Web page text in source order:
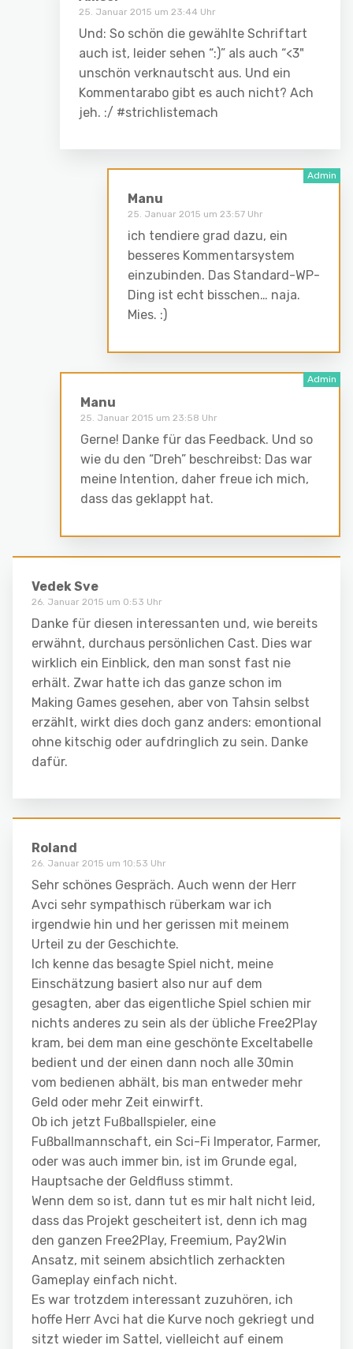
25. Januar 2015 um 23:44 Uhr
Und: So schön die gewählte Schriftart
auch ist, leider sehen “:)” als auch “<3"
unschön verknautscht aus. Und ein
Kommentarabo gibt es auch nicht? Ach
jeh. :/ #strichlistemach
Manu
25. Januar 2015 um 23:57 Uhr
ich tendiere grad dazu, ein
besseres Kommentarsystem
einzubinden. Das Standard-WP-
Ding ist echt bisschen… naja.
Mies. :)
Manu
25. Januar 2015 um 23:58 Uhr
Gerne! Danke für das Feedback. Und so
wie du den “Dreh” beschreibst: Das war
meine Intention, daher freue ich mich,
dass das geklappt hat.
Vedek Sve
26. Januar 2015 um 0:53 Uhr
Danke für diesen interessanten und, wie bereits
erwähnt, durchaus persönlichen Cast. Dies war
wirklich ein Einblick, den man sonst fast nie
erhält. Zwar hatte ich das ganze schon im
Making Games gesehen, aber von Tahsin selbst
erzählt, wirkt dies doch ganz anders: emontional
ohne kitschig oder aufdringlich zu sein. Danke
dafür.
Roland
26. Januar 2015 um 10:53 Uhr
Sehr schönes Gespräch. Auch wenn der Herr
Avci sehr sympathisch rüberkam war ich
irgendwie hin und her gerissen mit meinem
Urteil zu der Geschichte.
Ich kenne das besagte Spiel nicht, meine
Einschätzung basiert also nur auf dem
gesagten, aber das eigentliche Spiel schien mir
nichts anderes zu sein als der übliche Free2Play
kram, bei dem man eine geschönte Exceltabelle
bedient und der einen dann noch alle 30min
vom bedienen abhält, bis man entweder mehr
Geld oder mehr Zeit einwirft.
Ob ich jetzt Fußballspieler, eine
Fußballmannschaft, ein Sci-Fi Imperator, Farmer,
oder was auch immer bin, ist im Grunde egal,
Hauptsache der Geldfluss stimmt.
Wenn dem so ist, dann tut es mir halt nicht leid,
dass das Projekt gescheitert ist, denn ich mag
den ganzen Free2Play, Freemium, Pay2Win
Ansatz, mit seinem absichtlich zerhackten
Gameplay einfach nicht.
Es war trotzdem interessant zuzuhören, ich
hoffe Herr Avci hat die Kurve noch gekriegt und
sitzt wieder im Sattel, vielleicht auf einem